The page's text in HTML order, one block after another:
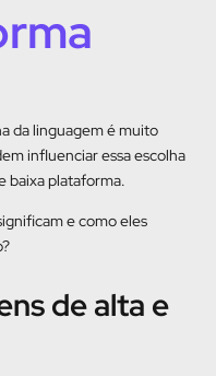
da linguagem é muito
influenciar essa escolha
baixa plataforma.
e como eles
de alta e